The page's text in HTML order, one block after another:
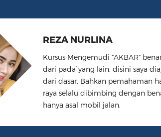
REZA NURLINA
Kursus Mengemudi “AKBAR”
dari pada`yang lain, disini saya
dari dasar. Bahkan pemahaman
raya selalu dibimbing dengan
hanya asal mobil jalan.